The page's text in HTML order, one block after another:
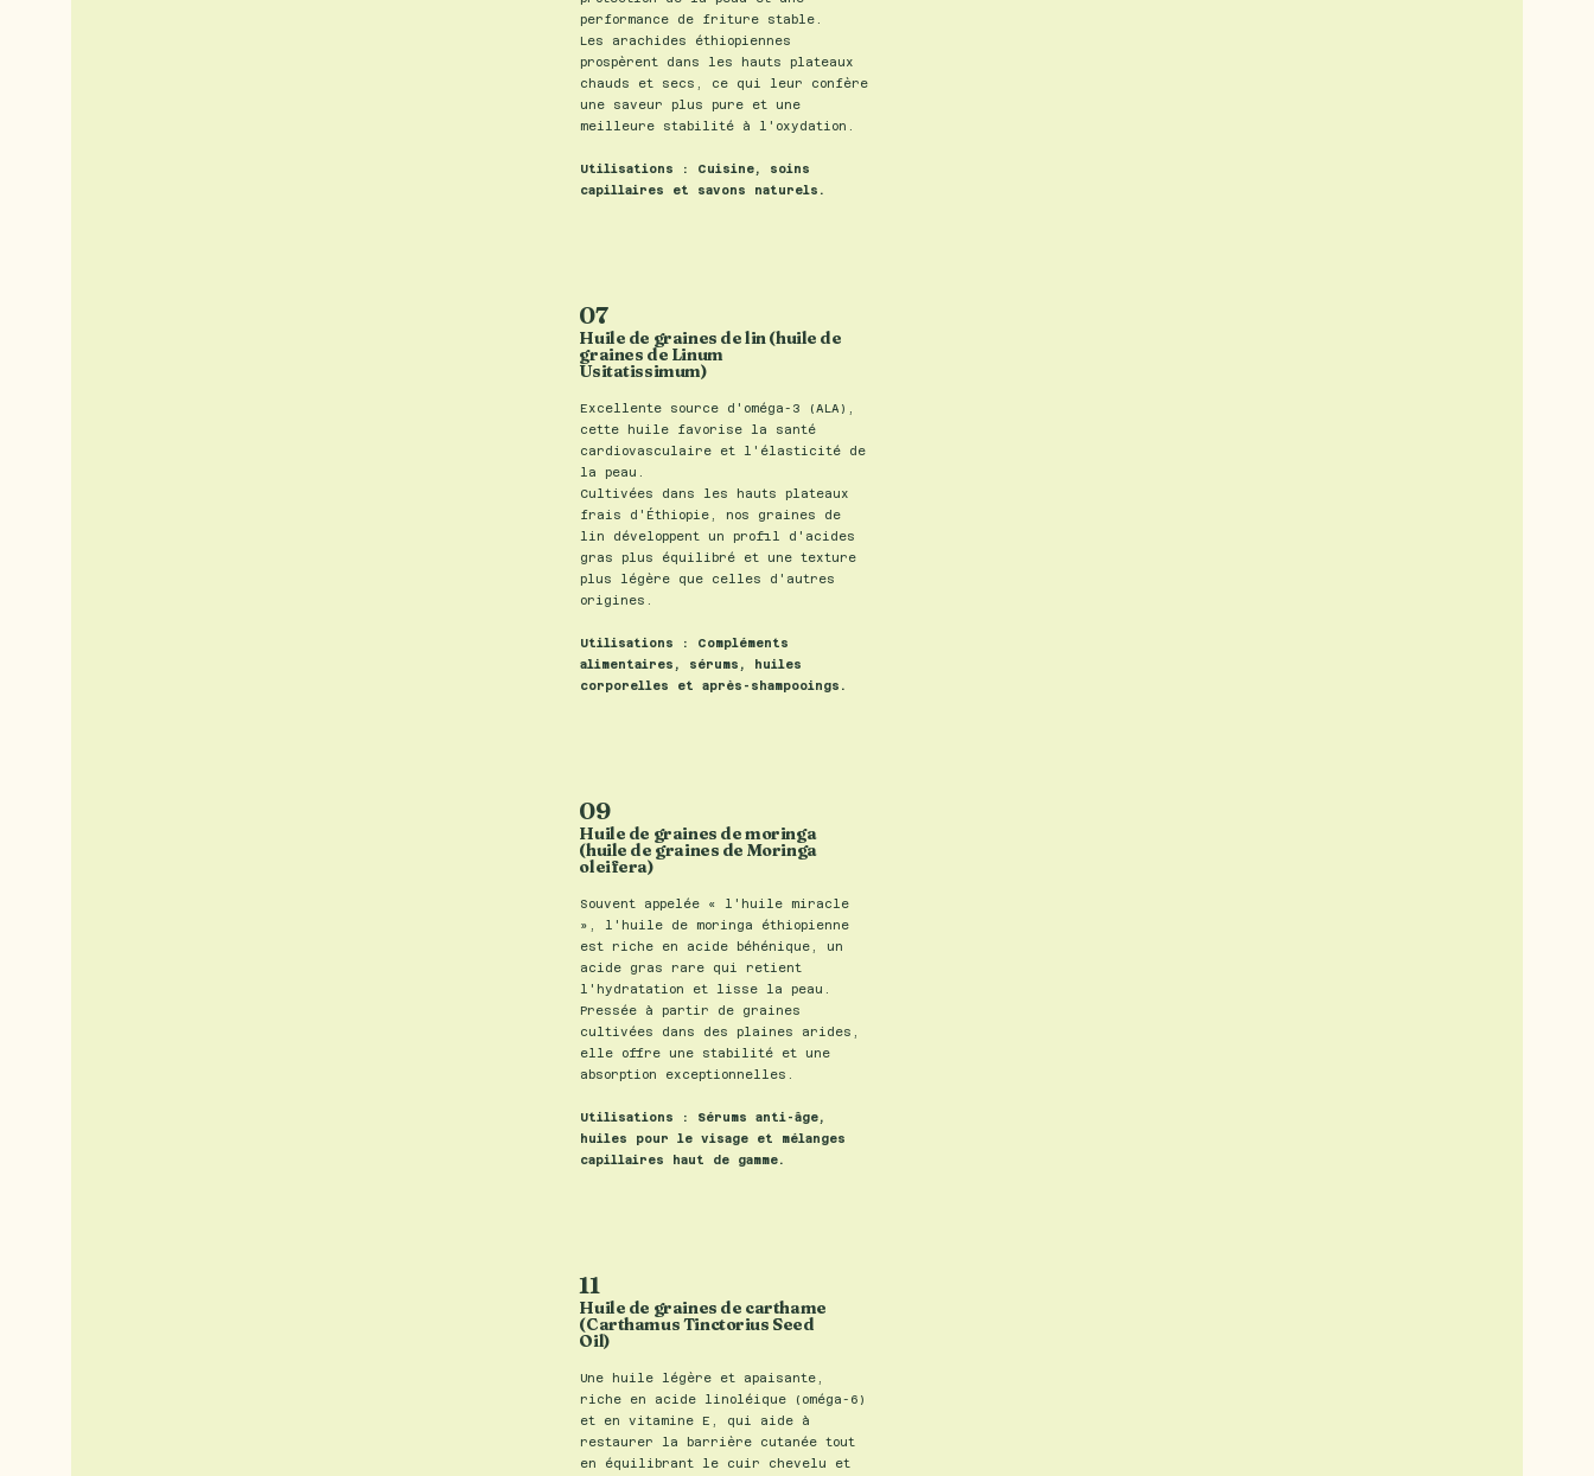
performance de friture stable.
Les arachides éthiopiennes
prospèrent dans les hauts plateaux
chauds et secs, ce qui leur confère
une saveur plus pure et une
meilleure stabilité à l'oxydation.
Utilisations : Cuisine, soins
capillaires et savons naturels.
07
Huile de graines de lin (huile de
graines de Linum
Usitatissimum)
Excellente source d'oméga-3 (ALA),
cette huile favorise la santé
cardiovasculaire et l'élasticité de
la peau.
Cultivées dans les hauts plateaux
frais d'Éthiopie, nos graines de
lin développent un profil d'acides
gras plus équilibré et une texture
plus légère que celles d'autres
origines.
Utilisations : Compléments
alimentaires, sérums, huiles
corporelles et après-shampooings.
09
Huile de graines de moringa
(huile de graines de Moringa
oleifera)
Souvent appelée « l'huile miracle
», l'huile de moringa éthiopienne
est riche en acide béhénique, un
acide gras rare qui retient
l'hydratation et lisse la peau.
Pressée à partir de graines
cultivées dans des plaines arides,
elle offre une stabilité et une
absorption exceptionnelles.
Utilisations : Sérums anti-âge,
huiles pour le visage et mélanges
capillaires haut de gamme.
11
Huile de graines de carthame
(Carthamus Tinctorius Seed
Oil)
Une huile légère et apaisante,
riche en acide linoléique (oméga-6)
et en vitamine E, qui aide à
restaurer la barrière cutanée tout
en équilibrant le cuir chevelu et